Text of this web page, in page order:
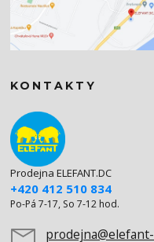
KONTAKTY
Prodejna ELEFANT.DC
+420 412 510 834
Po-Pá 7-17, So 7-12 hod.